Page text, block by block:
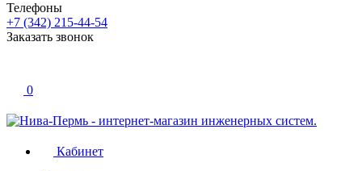
Телефоны
+7 (342) 215-44-54
Заказать звонок
0
Кабинет